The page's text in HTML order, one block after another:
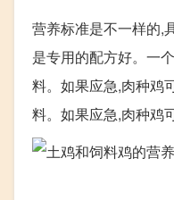
营养标准是不一样的,
是专用的配方好。一
料。如果应急,肉种鸡
料。如果应急,肉种鸡